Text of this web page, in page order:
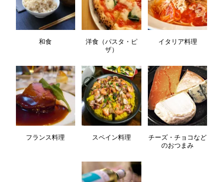
和食
洋食（パスタ・ピ
ザ）
イタリア料理
フランス料理 スペイン料理
チーズ・チョコなど
のおつまみ